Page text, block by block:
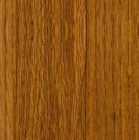
Наши туристически обекти Някой
Фото галерия